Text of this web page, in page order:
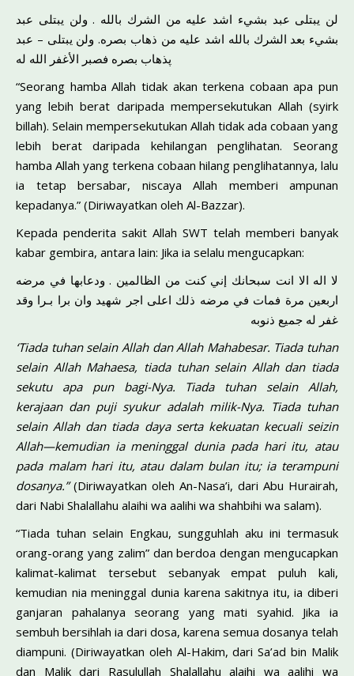
لن يبتلى عبد بشيء اشد عليه من الشرك بالله . ولن يبتلى عبد
بشيء بعد الشرك بالله اشد عليه من ذهاب بصره. ولن يبتلى – عبد
پذهاب بصره فصبر الأغفر الله له
“Seorang hamba Allah tidak akan terkena cobaan apa pun
yang lebih berat daripada mempersekutukan Allah (syirk
billah). Selain mempersekutukan Allah tidak ada cobaan yang
lebih berat daripa­da kehilangan penglihatan. Seorang
hamba Allah yang terkena coba­an hilang penglihatannya, lalu
ia tetap bersabar, niscaya Allah mem­beri ampunan
kepadanya.” (Diriwayatkan oleh Al-Bazzar).
Kepada penderita sakit Allah SWT telah memberi banyak
kabar gembira, antara lain: Jika ia selalu mengucapkan:
لا اله الا انت سبحانك إني كنت من الظالمين . ودعابها في مرضه
اربعين مرة فمات في مرضه ذلك اعلى اجر شهيد وان برا بـرا وقد
غفر له جميع ذنوبه
‘Tiada tuhan selain Allah dan Allah Mahabesar. Tiada tuhan
selain Allah Mahaesa, tiada tuhan selain Allah dan tiada
sekutu apa pun bagi-Nya. Tiada tuhan selain Allah,
kerajaan dan puji syukur ada­lah milik-Nya. Tiada tuhan
selain Allah dan tiada daya serta kekuatan kecuali seizin
Allah—kemudian ia meninggal dunia pada hari itu, atau
pada malam hari itu, atau dalam bulan itu; ia terampuni
dosa­nya.”(Diriwayatkan oleh An-Nasa’i, dari Abu Hurairah,
dari Nabi Shalallahu alaihi wa aalihi wa shahbihi wa salam).
“Tiada tuhan selain Engkau, sungguhlah aku ini termasuk
orang-orang yang zalim” dan berdoa dengan mengucapkan
kalimat-kali­mat tersebut sebanyak empat puluh kali,
kemudian nia meninggal dunia karena sakitnya itu, ia diberi
ganjaran pahalanya seorang yang mati syahid. Jika ia
sembuh bersihlah ia dari dosa, karena semua dosanya telah
diampuni. (Diriwayatkan oleh Al-Hakim, dari Sa’ad bin Malik
dan Malik dari Rasulullah Shalallahu alaihi wa aalihi wa